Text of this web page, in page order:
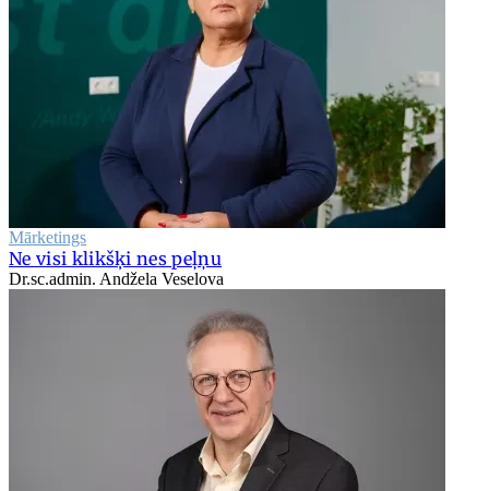
Mārketings
Ne visi klikšķi nes peļņu
Dr.sc.admin. Andžela Veselova